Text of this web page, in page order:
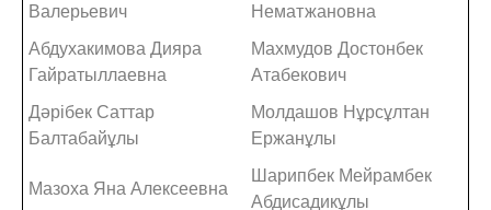
Валерьевич
Нематжановна
Абдухакимова Дияра
Гайратыллаевна
Махмудов Достонбек
Атабекович
Дәрібек Саттар
Балтабайұлы
Молдашов Нұрсұлтан
Ержанұлы
Мазоха Яна Алексеевна
Шарипбек Мейрамбек
Абдисадикұлы